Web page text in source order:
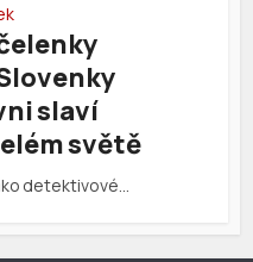
slaví
světě
detektivové…